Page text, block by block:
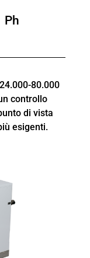
Ph
80.000
controllo
di vista
esigenti.